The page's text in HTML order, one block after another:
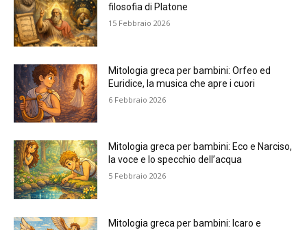
filosofia di Platone
15 Febbraio 2026
Mitologia greca per bambini: Orfeo ed
Euridice, la musica che apre i cuori
6 Febbraio 2026
Mitologia greca per bambini: Eco e Narciso,
la voce e lo specchio dell’acqua
5 Febbraio 2026
Mitologia greca per bambini: Icaro e